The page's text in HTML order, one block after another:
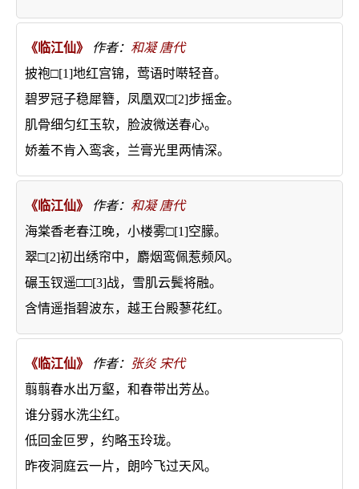
《临江仙》 作者： 和凝 唐代
披袍□[1]地红宫锦，莺语时啭轻音。
碧罗冠子稳犀簪，凤凰双□[2]步摇金。
肌骨细匀红玉软，脸波微送春心。
娇羞不肯入鸾衾，兰膏光里两情深。
《临江仙》 作者： 和凝 唐代
海棠香老春江晚，小楼雾□[1]空朦。
翠□[2]初出绣帘中，麝烟鸾佩惹频风。
碾玉钗遥□□[3]战，雪肌云鬓将融。
含情遥指碧波东，越王台殿蓼花红。
《临江仙》 作者： 张炎 宋代
翦翦春水出万壑，和春带出芳丛。
谁分弱水洗尘红。
低回金叵罗，约略玉玲珑。
昨夜洞庭云一片，朗吟飞过天风。